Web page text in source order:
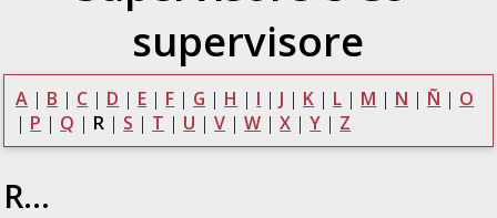
supervisore
A | B | C | D | E | F | G | H | I | J | K | L | M | N | Ñ | O
| P | Q | R | S | T | U |V |W |X |Y | Z
R...